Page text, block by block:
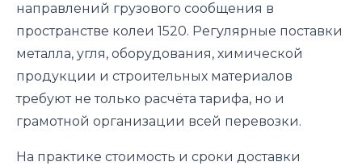
направлений грузового сообщения в
пространстве колеи 1520. Регулярные поставки
металла, угля, оборудования, химической
продукции и строительных материалов
требуют не только расчёта тарифа, но и
грамотной организации всей перевозки.
На практике стоимость и сроки доставки